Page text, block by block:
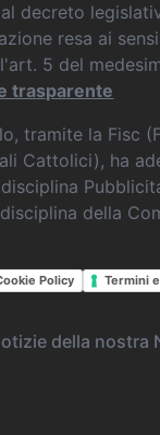
decreto
resa ai
5 del
trasparente
tramite la Fisc
Cattolici), ha
della
Policy Termini
della nostra